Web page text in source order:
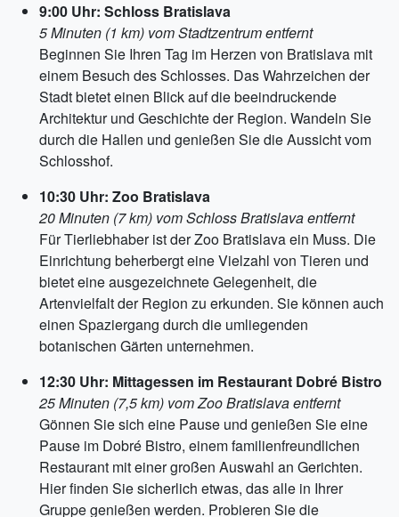
9:00 Uhr: Schloss Bratislava
5 Minuten (1 km) vom Stadtzentrum entfernt
Beginnen Sie Ihren Tag im Herzen von Bratislava mit
einem Besuch des Schlosses. Das Wahrzeichen der
Stadt bietet einen Blick auf die beeindruckende
Architektur und Geschichte der Region. Wandeln Sie
durch die Hallen und genießen Sie die Aussicht vom
Schlosshof.
10:30 Uhr: Zoo Bratislava
20 Minuten (7 km) vom Schloss Bratislava entfernt
Für Tierliebhaber ist der Zoo Bratislava ein Muss. Die
Einrichtung beherbergt eine Vielzahl von Tieren und
bietet eine ausgezeichnete Gelegenheit, die
Artenvielfalt der Region zu erkunden. Sie können auch
einen Spaziergang durch die umliegenden
botanischen Gärten unternehmen.
12:30 Uhr: Mittagessen im Restaurant Dobré Bistro
25 Minuten (7,5 km) vom Zoo Bratislava entfernt
Gönnen Sie sich eine Pause und genießen Sie eine
Pause im Dobré Bistro, einem familienfreundlichen
Restaurant mit einer großen Auswahl an Gerichten.
Hier finden Sie sicherlich etwas, das alle in Ihrer
Gruppe genießen werden. Probieren Sie die